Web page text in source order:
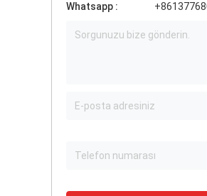
Whatsapp :